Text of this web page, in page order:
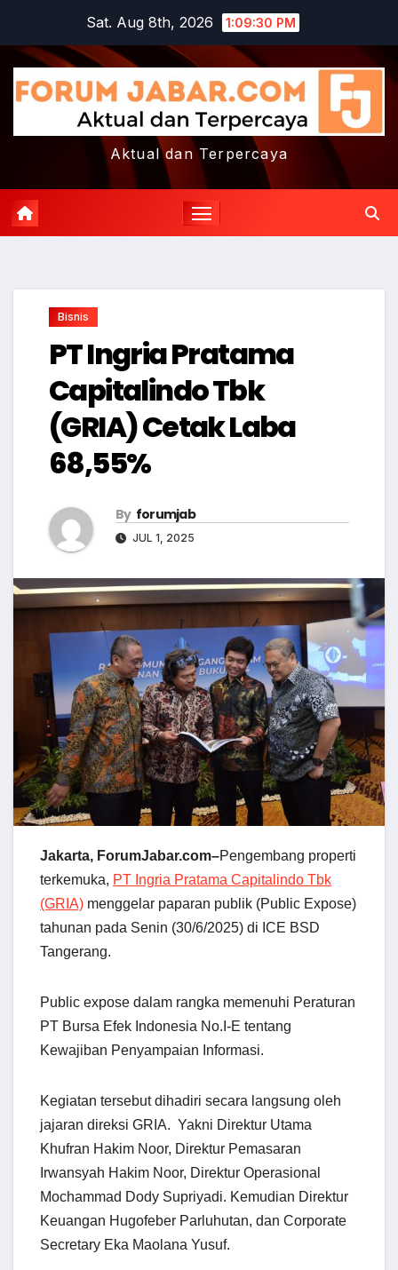
content
Sat. Aug 8th, 2026 1:09:30 PM
Aktual dan Terpercaya
Bisnis
PT Ingria Pratama
Capitalindo Tbk
(GRIA) Cetak Laba
68,55%
By forumjab
JUL 1, 2025
Jakarta, ForumJabar.com–Pengembang properti
terkemuka, PT Ingria Pratama Capitalindo Tbk
(GRIA) menggelar paparan publik (Public Expose)
tahunan pada Senin (30/6/2025) di ICE BSD
Tangerang.
Public expose dalam rangka memenuhi Peraturan
PT Bursa Efek Indonesia No.I-E tentang
Kewajiban Penyampaian Informasi.
Kegiatan tersebut dihadiri secara langsung oleh
jajaran direksi GRIA. Yakni Direktur Utama
Khufran Hakim Noor, Direktur Pemasaran
Irwansyah Hakim Noor, Direktur Operasional
Mochammad Dody Supriyadi. Kemudian Direktur
Keuangan Hugofeber Parluhutan, dan Corporate
Secretary Eka Maolana Yusuf.